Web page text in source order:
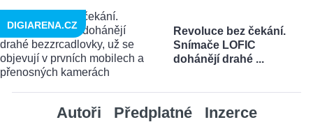
Revoluce bez čekání.
Snímače LOFIC
dohánějí drahé ...
DIGIARENA.CZ
Autoři Předplatné Inzerce